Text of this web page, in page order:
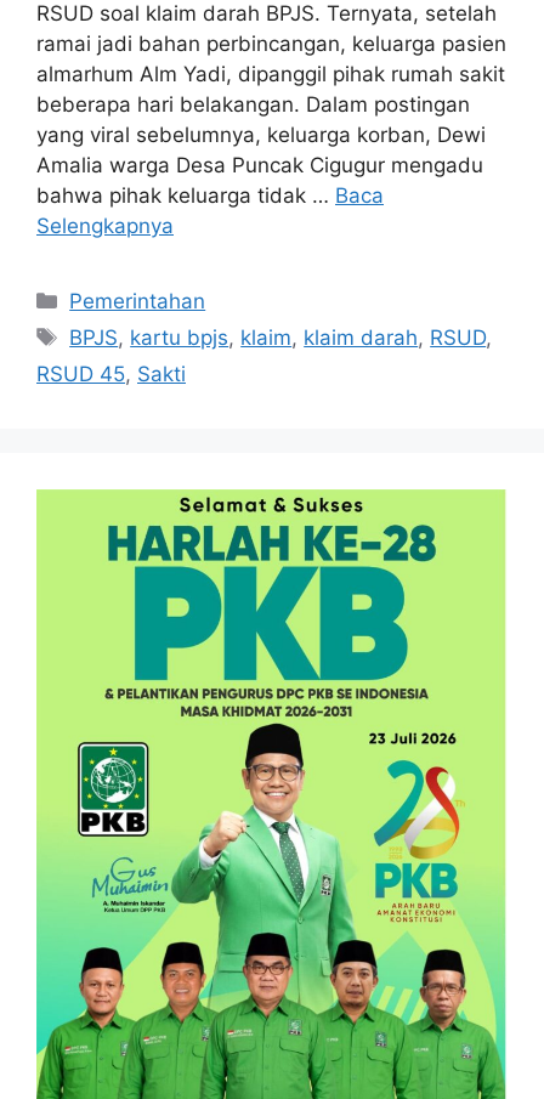
RSUD soal klaim darah BPJS. Ternyata, setelah
ramai jadi bahan perbincangan, keluarga pasien
almarhum Alm Yadi, dipanggil pihak rumah sakit
beberapa hari belakangan. Dalam postingan
yang viral sebelumnya, keluarga korban, Dewi
Amalia warga Desa Puncak Cigugur mengadu
bahwa pihak keluarga tidak … Baca
Selengkapnya
Kategori
Pemerintahan
Tag
BPJS, kartu bpjs, klaim, klaim darah, RSUD,
RSUD 45, Sakti